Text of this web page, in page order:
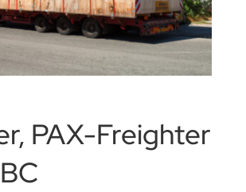
PAX-Freighter